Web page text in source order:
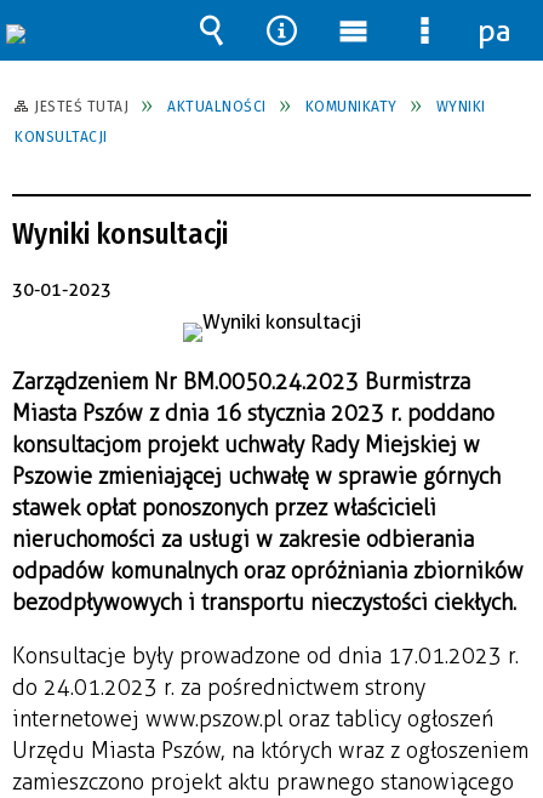
JESTEŚ TUTAJ AKTUALNOŚCI KOMUNIKATY
WYNIKI
KONSULTACJI
Wyniki konsultacji
30-01-2023
Zarządzeniem Nr BM.0050.24.2023 Burmistrza
Miasta Pszów z dnia 16 stycznia 2023 r. poddano
konsultacjom projekt uchwały Rady Miejskiej w
Pszowie zmieniającej uchwałę w sprawie górnych
stawek opłat ponoszonych przez właścicieli
nieruchomości za usługi w zakresie odbierania
odpadów komunalnych oraz opróżniania zbiorników
bezodpływowych i transportu nieczystości ciekłych.
Konsultacje były prowadzone od dnia 17.01.2023 r.
do 24.01.2023 r. za pośrednictwem strony
internetowej www.pszow.pl oraz tablicy ogłoszeń
Urzędu Miasta Pszów, na których wraz z ogłoszeniem
zamieszczono projekt aktu prawnego stanowiącego
Wyszukiwarka
Narzędzia
Menu
główne
Menu